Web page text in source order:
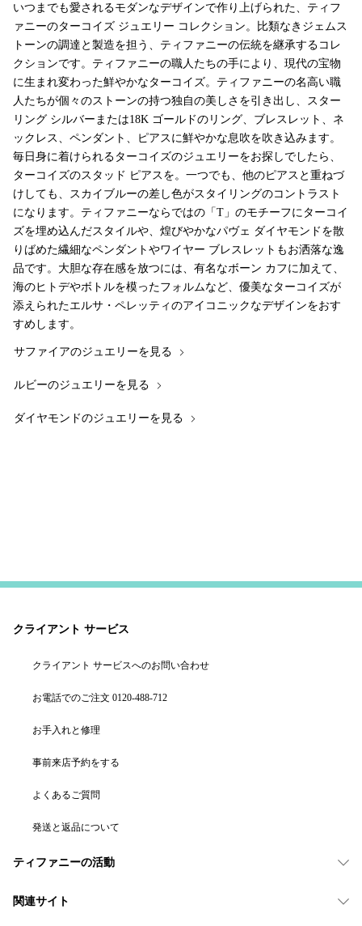
いつまでも愛されるモダンなデザインで作り上げられた、ティフ
ァニーのターコイズ ジュエリー コレクション。比類なきジェムス
トーンの調達と製造を担う、ティファニーの伝統を継承するコレ
クションです。ティファニーの職人たちの手により、現代の宝物
に生まれ変わった鮮やかなターコイズ。ティファニーの名高い職
人たちが個々のストーンの持つ独自の美しさを引き出し、スター
リング シルバーまたは18K ゴールドのリング、ブレスレット、ネ
ックレス、ペンダント、ピアスに鮮やかな息吹を吹き込みます。
毎日身に着けられるターコイズのジュエリーをお探しでしたら、
ターコイズのスタッド ピアスを。一つでも、他のピアスと重ねづ
けしても、スカイブルーの差し色がスタイリングのコントラスト
になります。ティファニーならではの「T」のモチーフにターコイ
ズを埋め込んだスタイルや、煌びやかなパヴェ ダイヤモンドを散
りばめた繊細なペンダントやワイヤー ブレスレットもお洒落な逸
品です。大胆な存在感を放つには、有名なボーン カフに加えて、
海のヒトデやボトルを模ったフォルムなど、優美なターコイズが
添えられたエルサ・ペレッティのアイコニックなデザインをおす
すめします。
サファイアのジュエリーを見る
ルビーのジュエリーを見る
ダイヤモンドのジュエリーを見る
クライアント サービス
クライアント サービスへのお問い合わせ
お電話でのご注文 0120-488-712
お手入れと修理
事前来店予約をする
よくあるご質問
発送と返品について
ティファニーの活動
関連サイト